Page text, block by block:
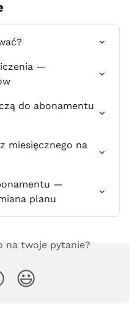
—
do abonamentu
miesięcznego na
—
planu
na twoje pytanie?
😃